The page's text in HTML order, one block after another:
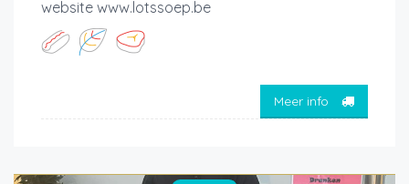
website www.lotssoep.be
Meer info